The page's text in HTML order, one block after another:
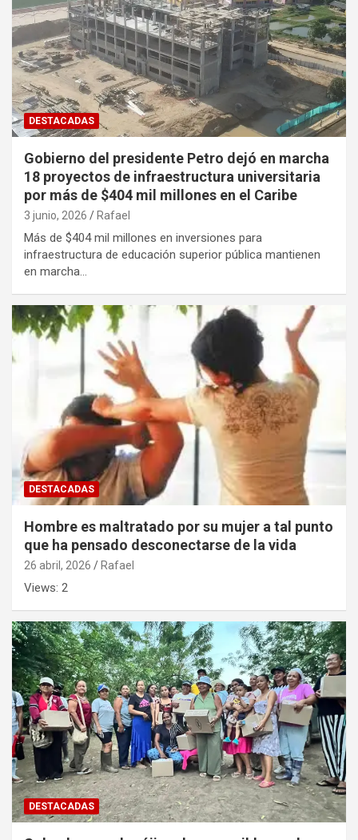
DESTACADAS
Gobierno del presidente Petro dejó en marcha
18 proyectos de infraestructura universitaria
por más de $404 mil millones en el Caribe
3 junio, 2026 Rafael
Más de $404 mil millones en inversiones para
infraestructura de educación superior pública mantienen
en marcha…
DESTACADAS
Hombre es maltratado por su mujer a tal punto
que ha pensado desconectarse de la vida
26 abril, 2026 Rafael
Views: 2
DESTACADAS